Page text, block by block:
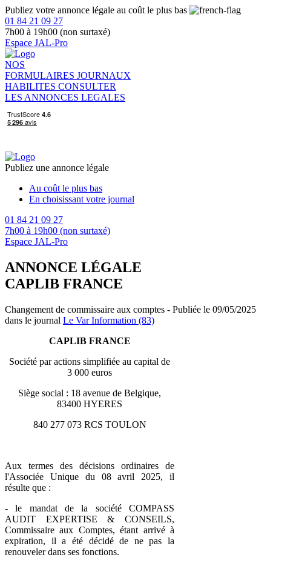
Publiez votre annonce légale au coût le plus bas
01 84 21 09 27
7h00 à 19h00 (non surtaxé)
Espace JAL-Pro
NOS
FORMULAIRES JOURNAUX
HABILITES CONSULTER
LES ANNONCES LEGALES
Publiez une annonce légale
Au coût le plus bas
En choisissant votre journal
01 84 21 09 27
7h00 à 19h00 (non surtaxé)
Espace JAL-Pro
ANNONCE LÉGALE
CAPLIB FRANCE
Changement de commissaire aux comptes - Publiée le 09/05/2025
dans le journal Le Var Information (83)
CAPLIB FRANCE
Société par actions simplifiée au capital de
3 000 euros
Siège social : 18 avenue de Belgique,
83400 HYERES
840 277 073 RCS TOULON
Aux termes des décisions ordinaires de
l'Associée Unique du 08 avril 2025, il
résulte que :
- le mandat de la société COMPASS
AUDIT EXPERTISE & CONSEILS,
Commissaire aux Comptes, étant arrivé à
expiration, il a été décidé de ne pas la
renouveler dans ses fonctions.